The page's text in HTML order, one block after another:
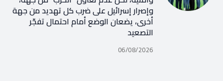
وإصرار إسرائيل على ضرب كل تهديد من جهة
أخرى، يضعان الوضع أمام احتمال تفجّر
التصعيد
06/08/2026